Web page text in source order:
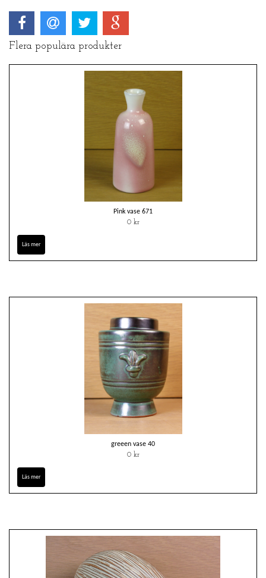
Flera populära produkter
Pink vase 671
0 kr
Läs mer
greeen vase 40
0 kr
Läs mer